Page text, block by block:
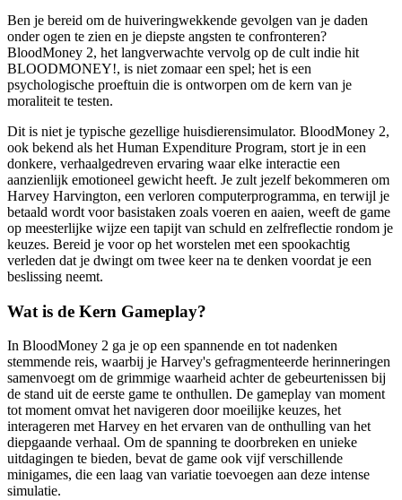
Ben je bereid om de huiveringwekkende gevolgen van je daden
onder ogen te zien en je diepste angsten te confronteren?
BloodMoney 2, het langverwachte vervolg op de cult indie hit
BLOODMONEY!, is niet zomaar een spel; het is een
psychologische proeftuin die is ontworpen om de kern van je
moraliteit te testen.
Dit is niet je typische gezellige huisdierensimulator. BloodMoney 2,
ook bekend als het Human Expenditure Program, stort je in een
donkere, verhaalgedreven ervaring waar elke interactie een
aanzienlijk emotioneel gewicht heeft. Je zult jezelf bekommeren om
Harvey Harvington, een verloren computerprogramma, en terwijl je
betaald wordt voor basistaken zoals voeren en aaien, weeft de game
op meesterlijke wijze een tapijt van schuld en zelfreflectie rondom je
keuzes. Bereid je voor op het worstelen met een spookachtig
verleden dat je dwingt om twee keer na te denken voordat je een
beslissing neemt.
Wat is de Kern Gameplay?
In BloodMoney 2 ga je op een spannende en tot nadenken
stemmende reis, waarbij je Harvey's gefragmenteerde herinneringen
samenvoegt om de grimmige waarheid achter de gebeurtenissen bij
de stand uit de eerste game te onthullen. De gameplay van moment
tot moment omvat het navigeren door moeilijke keuzes, het
interageren met Harvey en het ervaren van de onthulling van het
diepgaande verhaal. Om de spanning te doorbreken en unieke
uitdagingen te bieden, bevat de game ook vijf verschillende
minigames, die een laag van variatie toevoegen aan deze intense
simulatie.